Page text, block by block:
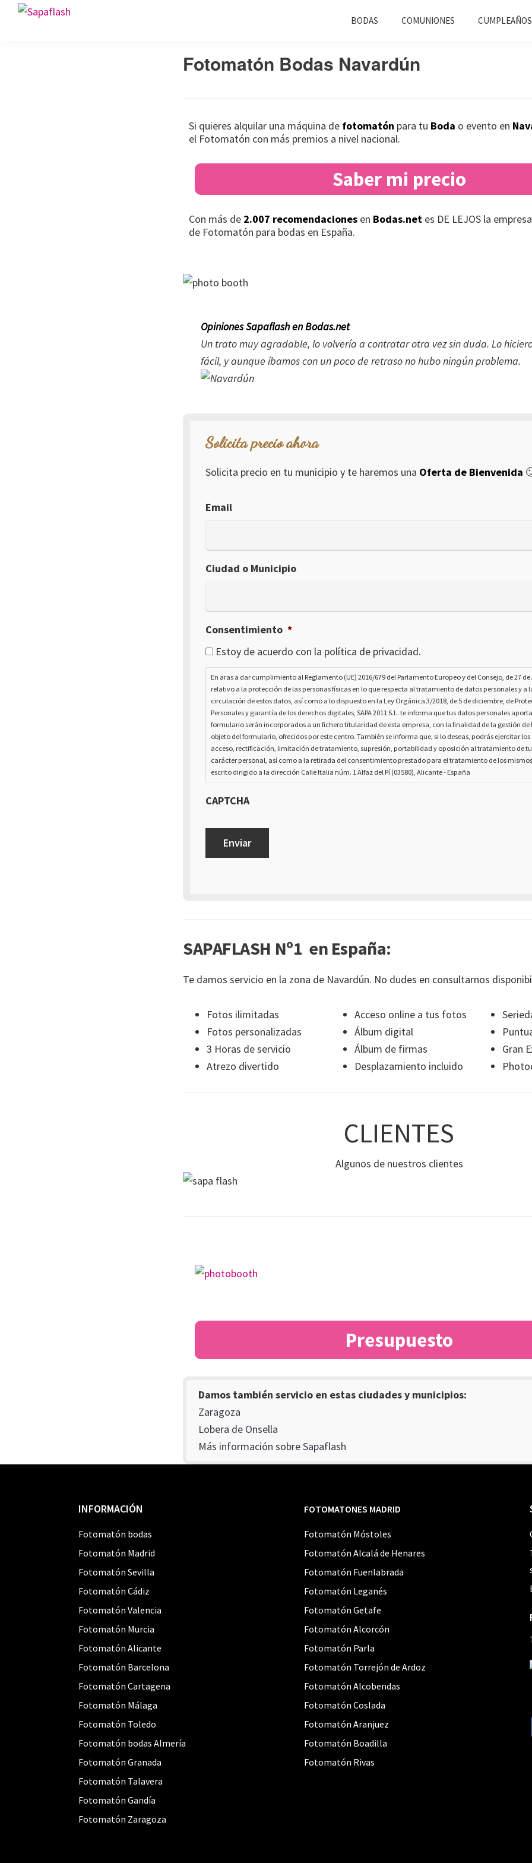
Saltar
Saltar
Saltar
BODAS COMUNIONES CUMPLEAÑOS
Fotomatón Bodas Navardún
Si quieres alquilar una máquina de fotomatón para tu Boda o evento en
el Fotomatón con más premios a nivel nacional.
Saber mi precio
Con más de 2.007 recomendaciones en Bodas.net es DE LEJOS la
de Fotomatón para bodas en España.
Opiniones Sapaflash en Bodas.net
Un trato muy agradable, lo volvería a contratar otra vez sin duda. Lo
fácil, y aunque íbamos con un poco de retraso no hubo ningún problema.
Solicita precio ahora
Solicita precio en tu municipio y te haremos una Oferta de Bienvenida
Email
Ciudad o Municipio
Consentimiento *
Estoy de acuerdo con la política de privacidad.
En aras a dar cumplimiento al Reglamento (UE) 2016/679 del Parlamento Europeo y del Consejo, de 27 de
relativo a la protección de las personas físicas en lo que respecta al tratamiento de datos personales y a
circulación de estos datos, así como a lo dispuesto en la Ley Orgánica 3/2018, de 5 de diciembre, de
Personales y garantía de los derechos digitales, SAPA 2011 S.L. te informa que tus datos personales
formulario serán incorporados a un fichero titularidad de esta empresa, con la finalidad de la gestión de
objeto del formulario, ofrecidos por este centro. También se informa que, si lo deseas, podrás ejercitar los
acceso, rectificación, limitación de tratamiento, supresión, portabilidad y oposición al tratamiento de
carácter personal, así como a la retirada del consentimiento prestado para el tratamiento de los
escrito dirigido a la dirección Calle Italia núm. 1 Alfaz del Pí (03580), Alicante - España
CAPTCHA
SAPAFLASH Nº1 en España:
Te damos servicio en la zona de Navardún. No dudes en consultarnos
Fotos ilimitadas
Fotos personalizadas
3 Horas de servicio
Atrezo divertido
Acceso online a tus fotos
Álbum digital
Álbum de firmas
Desplazamiento incluido
Gran
CLIENTES
Algunos de nuestros clientes
Presupuesto
Damos también servicio en estas ciudades y municipios:
Zaragoza
Lobera de Onsella
Más información sobre Sapaflash
INFORMACIÓN
Fotomatón bodas
Fotomatón Madrid
Fotomatón Sevilla
Fotomatón Cádiz
Fotomatón Valencia
Fotomatón Murcia
Fotomatón Alicante
Fotomatón Barcelona
Fotomatón Cartagena
Fotomatón Málaga
Fotomatón Toledo
Fotomatón bodas Almería
Fotomatón Granada
Fotomatón Talavera
Fotomatón Gandía
Fotomatón Zaragoza
FOTOMATONES MADRID
Fotomatón Móstoles
Fotomatón Alcalá de Henares
Fotomatón Fuenlabrada
Fotomatón Leganés
Fotomatón Getafe
Fotomatón Alcorcón
Fotomatón Parla
Fotomatón Torrejón de Ardoz
Fotomatón Alcobendas
Fotomatón Coslada
Fotomatón Aranjuez
Fotomatón Boadilla
Fotomatón Rivas